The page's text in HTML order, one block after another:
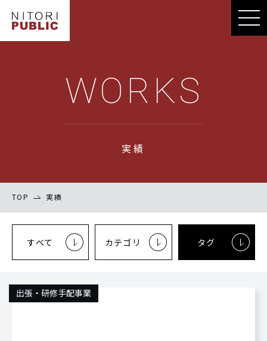
WORKS
実績
TOP 実績
すべて カテゴリ タグ
出張・研修手配事業